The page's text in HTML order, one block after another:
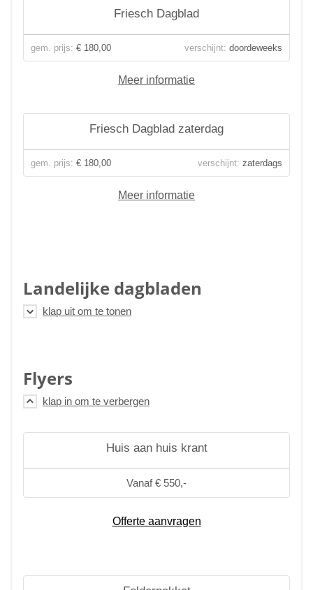
Friesch Dagblad
gem. prijs: € 180,00 verschijnt: doordeweeks
Meer informatie
Friesch Dagblad zaterdag
gem. prijs: € 180,00 verschijnt: zaterdags
Meer informatie
Landelijke dagbladen
Flyers
Huis aan huis krant
Vanaf € 550,-
Offerte aanvragen